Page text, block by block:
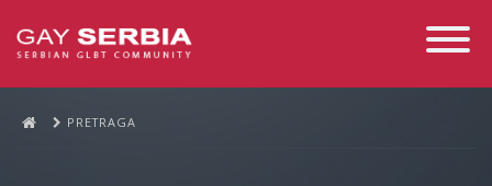
Toggle
PRETRAGA